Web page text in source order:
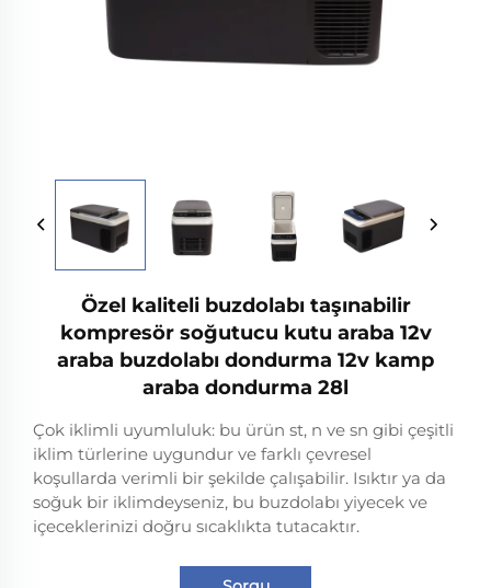
Özel kaliteli buzdolabı taşınabilir
kompresör soğutucu kutu araba 12v
araba buzdolabı dondurma 12v kamp
araba dondurma 28l
Çok iklimli uyumluluk: bu ürün st, n ve sn gibi çeşitli
iklim türlerine uygundur ve farklı çevresel
koşullarda verimli bir şekilde çalışabilir. Isıktır ya da
soğuk bir iklimdeyseniz, bu buzdolabı yiyecek ve
içeceklerinizi doğru sıcaklıkta tutacaktır.